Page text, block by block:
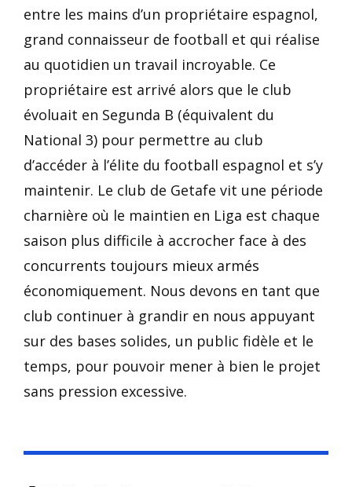
entre les mains d’un propriétaire espagnol,
grand connaisseur de football et qui réalise
au quotidien un travail incroyable. Ce
propriétaire est arrivé alors que le club
évoluait en Segunda B (équivalent du
National 3) pour permettre au club
d’accéder à l’élite du football espagnol et s’y
maintenir. Le club de Getafe vit une période
charnière où le maintien en Liga est chaque
saison plus difficile à accrocher face à des
concurrents toujours mieux armés
économiquement. Nous devons en tant que
club continuer à grandir en nous appuyant
sur des bases solides, un public fidèle et le
temps, pour pouvoir mener à bien le projet
sans pression excessive.